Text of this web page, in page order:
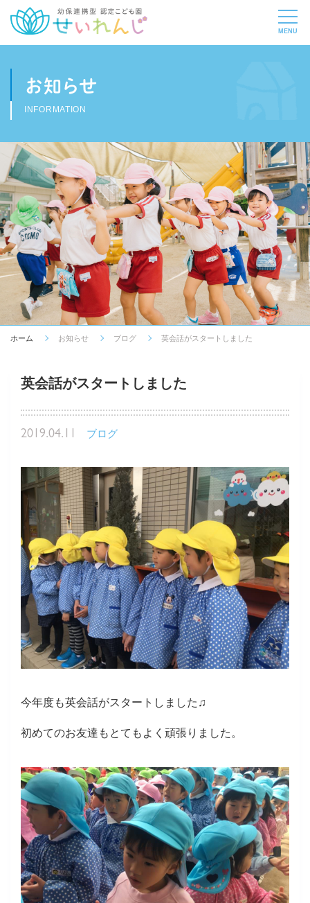
お知らせ
INFORMATION
ホーム お知らせ ブログ 英会話がスタートしました
英会話がスタートしました
2019.04.11 ブログ
今年度も英会話がスタートしました♫
初めてのお友達もとてもよく頑張りました。